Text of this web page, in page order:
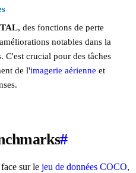
, des fonctions de perte
notables dans la
C'est crucial pour des tâches
de l'imagerie aérienne et
#
sur le jeu de données COCO,